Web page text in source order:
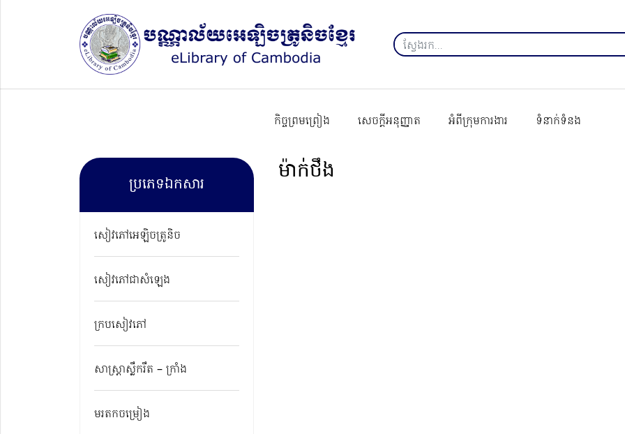
កិច្ចព្រមព្រៀង សេចក្ដីអនុញ្ញាត អំពីក្រុមការងារ ទំនាក់ទំនង
ប្រភេទឯកសារ
សៀវភៅអេឡិចត្រូនិច
សៀវភៅជាសំឡេង
ក្របសៀវភៅ
សាស្ត្រាស្លឹករឹត – ក្រាំង
មរតកចម្រៀង
ម៉ាក់ថឹង